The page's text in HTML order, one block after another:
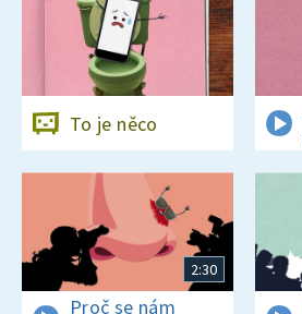
To je něco
2:30
Proč se nám